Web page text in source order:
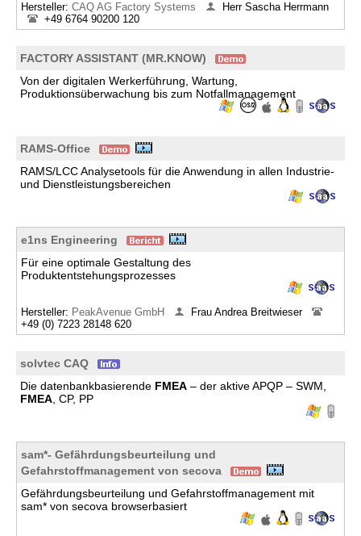
Hersteller: CAQ AG Factory Systems
Herr Sascha Herrmann
+49 6764 90200 120
FACTORY ASSISTANT (MR.KNOW)
Von der digitalen Werkerführung, Wartung,
Produktionsüberwachung bis zum Notfallmanagement
RAMS-Office
RAMS/LCC Analysetools für die Anwendung in allen Industrie-
und Dienstleistungsbereichen
e1ns Engineering
Für eine optimale Gestaltung des
Produktentstehungsprozesses
Hersteller: PeakAvenue GmbH
Frau Andrea Breitwieser
+49 (0) 7223 28148 620
solvtec CAQ
Die datenbankbasierende FMEA – der aktive APQP – SWM,
FMEA , CP, PP
sam*- Gefährdungsbeurteilung und
Gefahrstoffmanagement von secova
Gefährdungsbeurteilung und Gefahrstoffmanagement mit
sam* von secova browserbasiert